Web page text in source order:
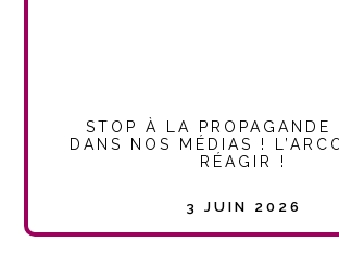
STOP À LA PROPAGANDE
DANS NOS MÉDIAS !
RÉAGIR !
3 JUIN 2026